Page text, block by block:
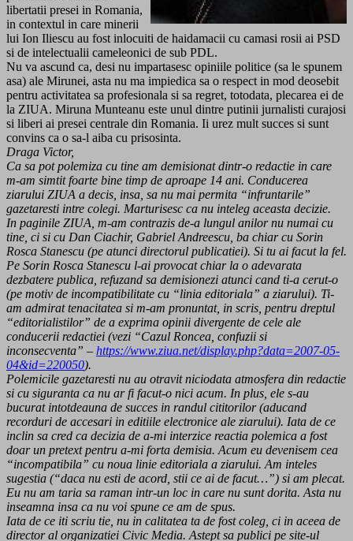
libertatii presei in Romania,
in contextul in care minerii
lui Ion Iliescu au fost inlocuiti de haidamacii cu camasi rosii ai PSD
si de intelectualii cameleonici de sub PDL.
Nu va ascund ca, desi nu impartasesc opiniile politice (sa le spunem
asa) ale Mirunei, asta nu ma impiedica sa o respect in mod deosebit
pentru activitatea sa profesionala si sa regret, totodata, plecarea ei de
la ZIUA. Miruna Munteanu este unul dintre putinii jurnalisti curajosi
si liberi ai presei centrale din Romania. Ii urez mult succes si sunt
convins ca o sa-l aiba cu prisosinta.
Draga Victor,
Ca sa pot polemiza cu tine am demisionat dintr-o redactie in care
m-am simtit foarte bine timp de aproape 14 ani. Conducerea
ziarului ZIUA a decis, insa, sa nu mai permita “infruntarile”
gazetaresti intre colegi. Marturisesc ca nu inteleg aceasta decizie.
In paginile ZIUA, m-am contrazis de-a lungul anilor nu numai cu
tine, ci si cu Dan Ciachir, Gabriel Andreescu, ba chiar cu Sorin
Rosca Stanescu (pe atunci directorul publicatiei). Si tu ai facut la fel.
Pe Sorin Rosca Stanescu l-ai provocat chiar la o adevarata
dezbatere publica, refuzand sa demisionezi atunci cand ti-a cerut-o
(pe motiv de incompatibilitate cu “linia editoriala” a ziarului). Ti-
am admirat tenacitatea si m-am pronuntat, in scris, pentru dreptul
“editorialistilor” de a exprima opinii divergente de cele ale
conducerii redactiei (vezi “Cazul Roncea, confuzii si
inconsecventa” – https://www.ziua.net/display.php?data=2007-05-
04&id=220050).
Polemicile gazetaresti nu au otravit niciodata atmosfera din redactie
si cu siguranta ca nu ar fi facut-o nici acum. In plus, ele s-au
bucurat intotdeauna de succes in randul cititorilor (aducand
recorduri de accesari in editiile electronice ale ziarului). Iata de ce
inclin sa cred ca decizia de a-mi interzice reactia polemica a fost
doar un pretext pentru a-mi forta demisia. Acum eu devenisem cea
“incompatibila” cu noua linie editoriala a ziarului. Am inteles
sugestia (“daca nu esti de acord, stii ce ai de facut…”) si am plecat.
Eu nu am taria sa raman intr-un loc in care nu sunt dorita. Asta nu
inseamna insa ca nu voi spune ce am de spus.
Iata de ce iti scriu tie, nu in calitatea ta de fost coleg, ci in aceea de
director al organizatiei Civic Media. Astept sa publici pe site-ul